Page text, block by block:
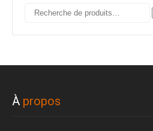
Recherche
À propos